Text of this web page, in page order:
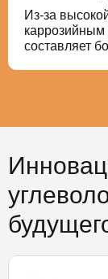
Из-за
каррозийным
составляет